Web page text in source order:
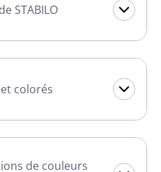
STABILO
colorés
de couleurs